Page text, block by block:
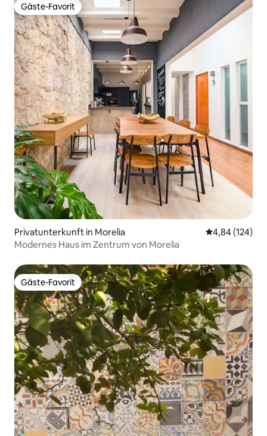
Gäste-Favorit
Gäste-Favorit
Privatunterkunft in Morelia
4,84 (124)
Modernes Haus im Zentrum von Morelia
Gäste-Favorit
Gäste-Favorit